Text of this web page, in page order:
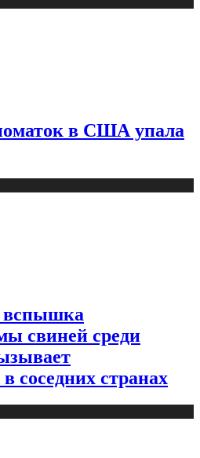
в США упала
вспышка
свиней среди
соседних странах